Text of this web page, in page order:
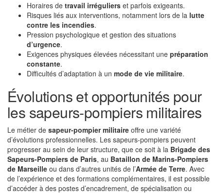
Horaires de travail irréguliers et parfois exigeants.
Risques liés aux interventions, notamment lors de la lutte
contre les incendies.
Pression psychologique et gestion des situations
d’urgence.
Exigences physiques élevées nécessitant une préparation
constante.
Difficultés d’adaptation à un mode de vie militaire.
Évolutions et opportunités pour
les sapeurs-pompiers militaires
Le métier de sapeur-pompier militaire offre une variété
d’évolutions professionnelles. Les sapeurs-pompiers peuvent
progresser au sein de leur structure, que ce soit à la Brigade des
Sapeurs-Pompiers de Paris, au Bataillon de Marins-Pompiers
de Marseille ou dans d’autres unités de l’Armée de Terre. Avec
de l’expérience et des formations complémentaires, il est possible
d’accéder à des postes d’encadrement, de spécialisation ou